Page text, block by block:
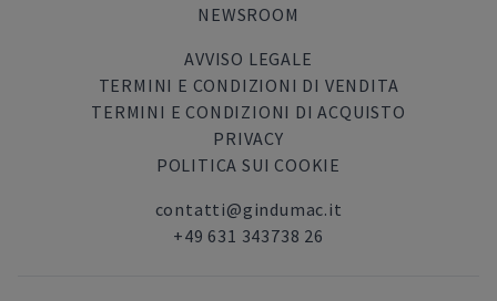
NEWSROOM
AVVISO LEGALE
TERMINI E CONDIZIONI DI VENDITA
TERMINI E CONDIZIONI DI ACQUISTO
PRIVACY
POLITICA SUI COOKIE
contatti@gindumac.it
+49 631 343738 26